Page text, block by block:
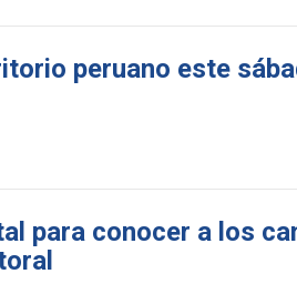
peruano este
para conocer a los